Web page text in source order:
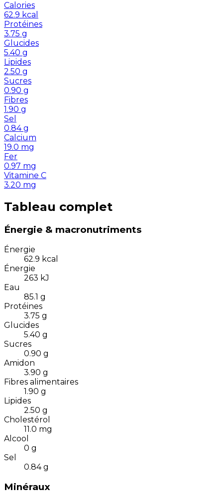
Calories
62.9 kcal
Protéines
3.75 g
Glucides
5.40 g
Lipides
2.50 g
Sucres
0.90 g
Fibres
1.90 g
Sel
0.84 g
Calcium
19.0 mg
Fer
0.97 mg
Vitamine C
3.20 mg
Tableau complet
Énergie & macronutriments
Énergie
62.9 kcal
Énergie
263 kJ
Eau
85.1 g
Protéines
3.75 g
Glucides
5.40 g
Sucres
0.90 g
Amidon
3.90 g
Fibres alimentaires
1.90 g
Lipides
2.50 g
Cholestérol
11.0 mg
Alcool
0 g
Sel
0.84 g
Minéraux